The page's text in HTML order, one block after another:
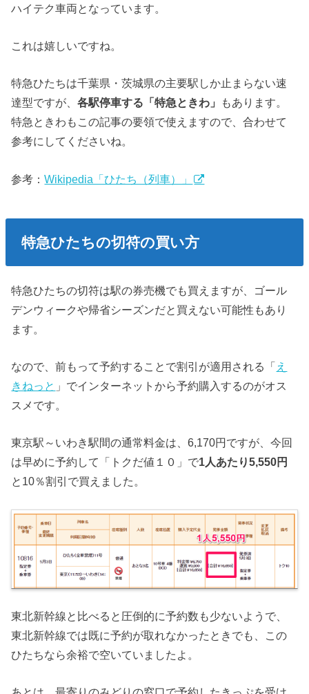
ハイテク車両となっています。
これは嬉しいですね。
特急ひたちは千葉県・茨城県の主要駅しか止まらない速
達型ですが、各駅停車する「特急ときわ」
もあります。
特急ときわもこの記事の要領で使えますので、合わせて
参考にしてくださいね。
参考：Wikipedia「ひたち（列車）」
特急ひたちの切符の買い方
特急ひたちの切符は駅の券売機でも買えますが、ゴール
デンウィークや帰省シーズンだと買えない可能性もあり
ます。
なので、前もって予約することで割引が適用される「 え
きねっと 」でインターネットから予約購入するのがオス
スメです。
東京駅～いわき駅間の通常料金は、6,170円ですが、今回
は早めに予約して「トクだ値１０」で1人あたり5,550円
と10％割引で買えました。
東北新幹線と比べると圧倒的に予約数も少ないようで、
東北新幹線では既に予約が取れなかったときでも、この
ひたちなら余裕で空いていましたよ。